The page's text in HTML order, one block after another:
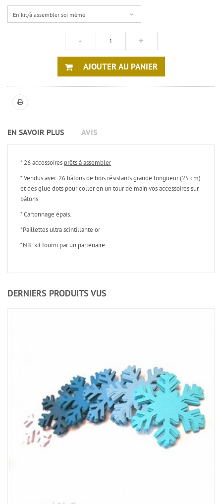
En kit/à assembler soi même
AJOUTER AU PANIER
EN SAVOIR PLUS AVIS
* 26 accessoires prêts à assembler
* Vendus avec 26 bâtons de bois résistants grande longueur (25 cm)
et des glue dots pour coller en un tour de main vos accessoires sur
bâtons.
* Cartonnage épais.
*Paillettes ultra scintillante or
*NB: kit fourni par un partenaire.
DERNIERS PRODUITS VUS